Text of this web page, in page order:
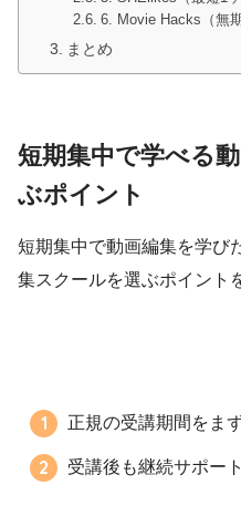
6. Movie Hacks（無期
まとめ
短期集中で学べる
ぶポイント
短期集中で動画編集を学び
集スクールを選ぶポイント
正規の受講期間をま
受講後も継続サポー